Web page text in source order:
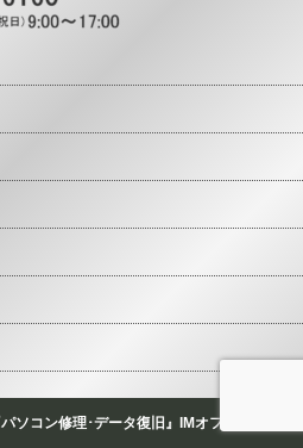
ソコン修理･データ復旧』IMオフィス